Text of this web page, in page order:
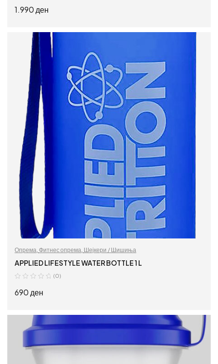
1.990ден
Опрема, Фитнес опрема, Шејкери / Шишиња
APPLIED LIFESTYLE WATER BOTTLE 1 L
(0)
690ден
ДОДАЈ ВО КОШНИЦА